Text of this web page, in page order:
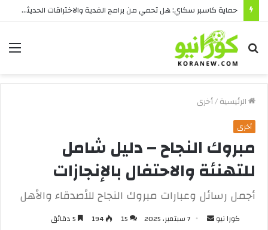
حماية كاسبر سكاي: هل تحمي من برامج الفدية والاختراقات الحديثة؟
بحث
عن
الرئيسية/أخرى
أخرى
مبروك النجاح – دليل شامل
للتهنئة والاحتفال بالإنجازات
أجمل رسائل وعبارات مبروك النجاح للأصدقاء والأهل
كورا نيو
أرسل 7 سبتمبر، 2025 15
194